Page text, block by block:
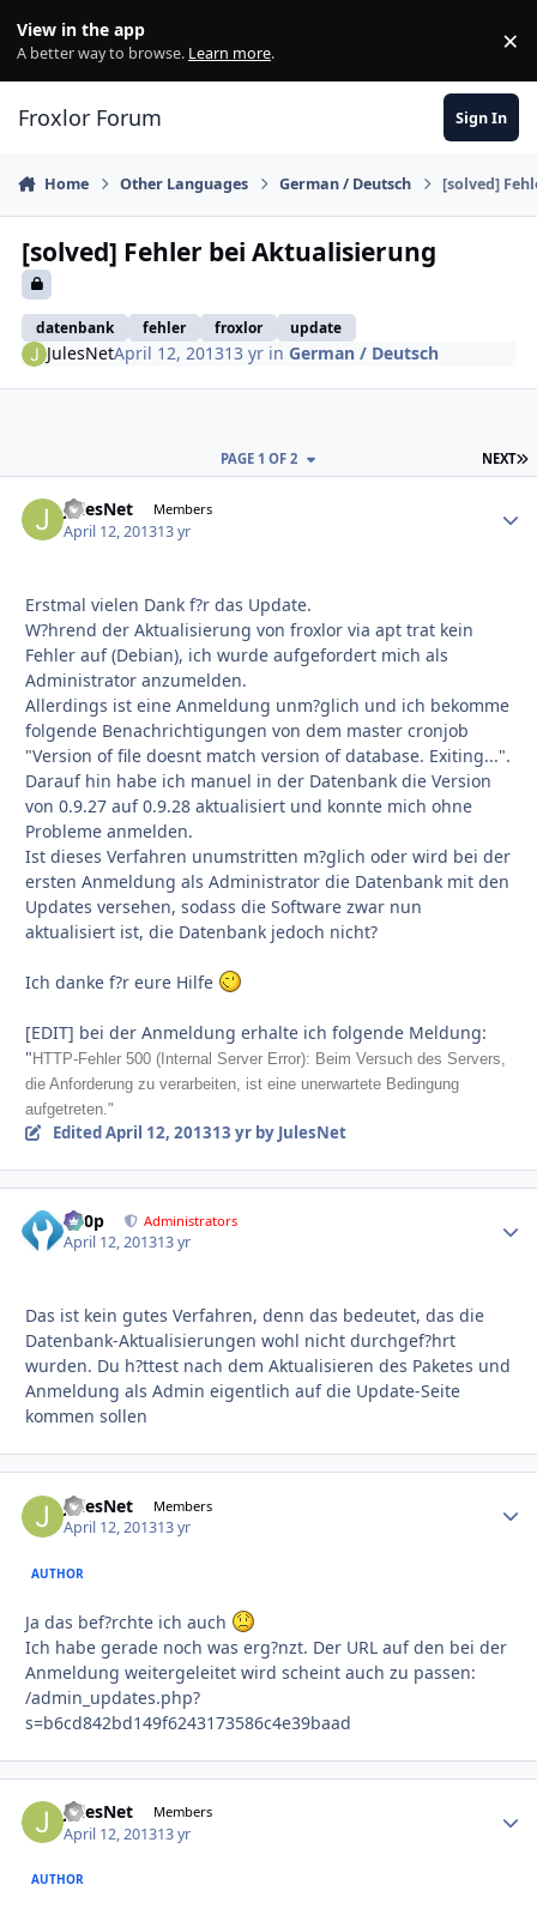
View in the app
A better way to browse. Learn more. ×
Froxlor Forum Sign In
Home Other Languages German / Deutsch [solved]
[solved] Fehler bei Aktualisierung
datenbank fehler froxlor update
JulesNetApril 12, 201313 yr inGerman / Deutsch
NEXT
PAGE 1 OF 2
JulesNet Members
April 12, 201313 yr
Erstmal vielen Dank f?r das Update.
W?hrend der Aktualisierung von froxlor via apt trat kein
Fehler auf (Debian), ich wurde aufgefordert mich als
Administrator anzumelden.
Allerdings ist eine Anmeldung unm?glich und ich bekomme
folgende Benachrichtigungen von dem master cronjob
"Version of file doesnt match version of database. Exiting...".
Darauf hin habe ich manuel in der Datenbank die Version
von 0.9.27 auf 0.9.28 aktualisiert und konnte mich ohne
Probleme anmelden.
Ist dieses Verfahren unumstritten m?glich oder wird bei der
ersten Anmeldung als Administrator die Datenbank mit den
Updates versehen, sodass die Software zwar nun
aktualisiert ist, die Datenbank jedoch nicht?
Ich danke f?r eure Hilfe
[EDIT] bei der Anmeldung erhalte ich folgende Meldung:
" HTTP-Fehler 500 (Internal Server Error): Beim Versuch des Servers,
die Anforderung zu verarbeiten, ist eine unerwartete Bedingung
aufgetreten."
EditedApril 12, 201313 yrby JulesNet
d00p Administrators
April 12, 201313 yr
Das ist kein gutes Verfahren, denn das bedeutet, das die
Datenbank-Aktualisierungen wohl nicht durchgef?hrt
wurden. Du h?ttest nach dem Aktualisieren des Paketes und
Anmeldung als Admin eigentlich auf die Update-Seite
kommen sollen
JulesNet Members
April 12, 201313 yr
AUTHOR
Ja das bef?rchte ich auch
Ich habe gerade noch was erg?nzt. Der URL auf den bei der
Anmeldung weitergeleitet wird scheint auch zu passen:
/admin_updates.php?
s=b6cd842bd149f6243173586c4e39baad
JulesNet Members
April 12, 201313 yr
AUTHOR